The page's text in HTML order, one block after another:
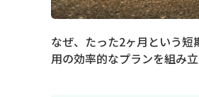
なぜ、たった2ヶ月という
用の効率的なプランを組み